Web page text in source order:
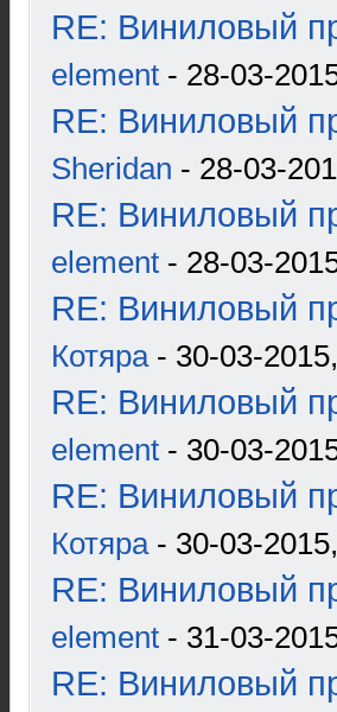
RE: Виниловый
element - 28-03-
RE: Виниловый
Sheridan - 28-03-
RE: Виниловый
element - 28-03-
RE: Виниловый
Котяра- 30-03-
RE: Виниловый
element - 30-03-
RE: Виниловый
Котяра- 30-03-
RE: Виниловый
element - 31-03-
RE: Виниловый